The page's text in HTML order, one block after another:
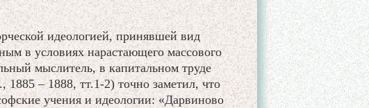
идеологией, принявшей вид
в условиях нарастающего массового
мыслитель, в капитальном труде
– 1888, тт.1-2) точно заметил, что
учения и идеологии: «Дарвиново